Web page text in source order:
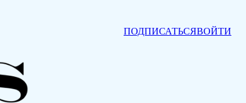
ПОДПИСАТЬСЯВОЙТИ